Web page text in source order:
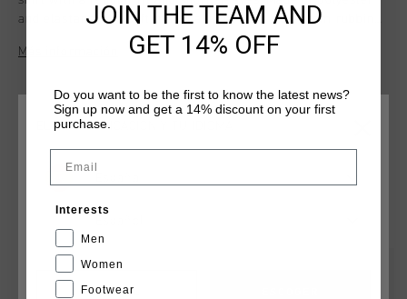
and elastane. The soft material keeps the shirt from rubbing
along the skin during any activity. Features stripes across T-
shirt with Cruyff Montserrat branding on chest. Composition:
Más información
QUIZÁ TU GUSTA ESTO
ELIGE TU UBICACIÓN Y TU IDIOMA
CANCEL
JOIN THE TEAM AND
GET 14% OFF
Do you want to be the first to know the latest news?
Sign up now and get a 14% discount on your first
purchase.
Interests
Men
Women
Footwear